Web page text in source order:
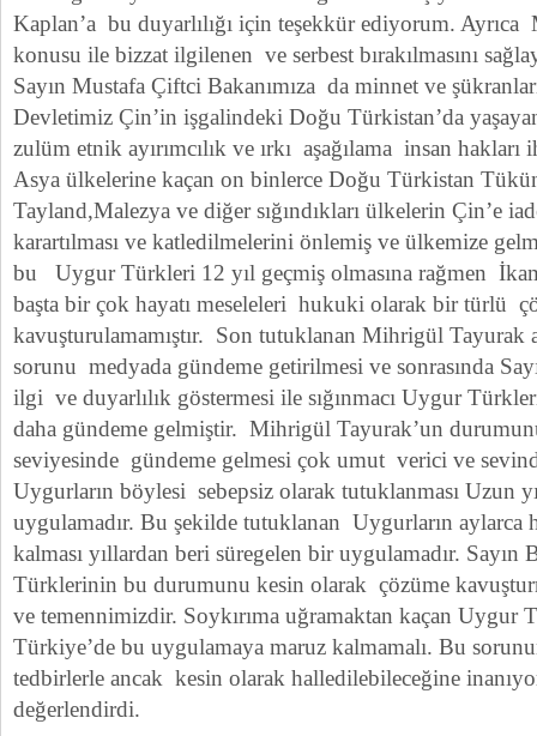
Kaplan’a bu duyarlılığı için teşekkür ediyorum.
konusu ile bizzat ilgilenen ve serbest bırakılmasını
Sayın Mustafa Çiftci Bakanımıza da minnet ve
Devletimiz Çin’in işgalindeki Doğu Türkistan’da
zulüm etnik ayırımcılık ve ırkı aşağılama insan
Asya ülkelerine kaçan on binlerce Doğu Türkistan
Tayland,Malezya ve diğer sığındıkları ülkelerin Çin’e
karartılması ve katledilmelerini önlemiş ve ülkemize
bu Uygur Türkleri 12 yıl geçmiş olmasına rağmen
başta bir çok hayatı meseleleri hukuki olarak bir türlü
kavuşturulamamıştır. Son tutuklanan Mihrigül Tayurak
sorunu medyada gündeme getirilmesi ve sonrasında
ilgi ve duyarlılık göstermesi ile sığınmacı Uygur
daha gündeme gelmiştir. Mihrigül Tayurak’un
seviyesinde gündeme gelmesi çok umut verici ve
Uygurların böylesi sebepsiz olarak tutuklanması Uzun
uygulamadır. Bu şekilde tutuklanan Uygurların aylarca
kalması yıllardan beri süregelen bir uygulamadır. Sayın
Türklerinin bu durumunu kesin olarak çözüme
ve temennimizdir. Soykırıma uğramaktan kaçan Uygur
Türkiye’de bu uygulamaya maruz kalmamalı. Bu
tedbirlerle ancak kesin olarak halledilebileceğine
değerlendirdi.